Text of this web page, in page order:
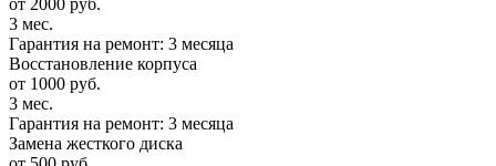
от 2000 руб.
3 мес.
Гарантия на ремонт: 3 месяца
Восстановление корпуса
от 1000 руб.
3 мес.
Гарантия на ремонт: 3 месяца
Замена жесткого диска